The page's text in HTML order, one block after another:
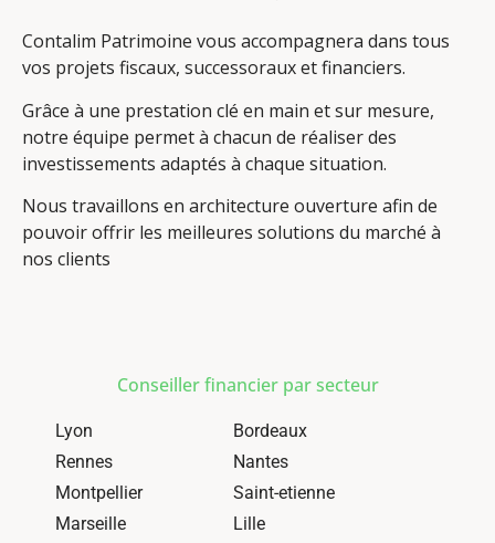
Contalim Patrimoine vous accompagnera dans tous
vos projets fiscaux, successoraux et financiers.
Grâce à une prestation clé en main et sur mesure,
notre équipe permet à chacun de réaliser des
investissements adaptés à chaque situation.
Nous travaillons en architecture ouverture afin de
pouvoir offrir les meilleures solutions du marché à
nos clients
Conseiller financier par secteur
Lyon
Bordeaux
Rennes
Nantes
Montpellier
Saint-etienne
Marseille
Lille